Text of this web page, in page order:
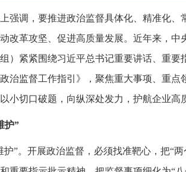
强调，要推进政治监督具体化、精准化、
改革攻坚、促进高质量发展。近年来，中
）紧紧围绕习近平总书记重要讲话、重要
治监督工作指引》，聚焦重大事项、重点
小切口破题，向纵深处发力，护航企业高
护”
”。开展政治监督，必须找准靶心，把“